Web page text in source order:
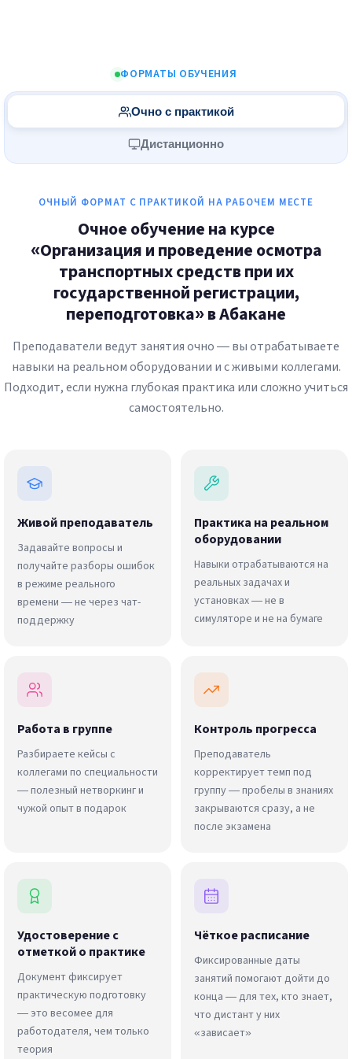
ФОРМАТЫ ОБУЧЕНИЯ
Очно с практикой
Дистанционно
ОЧНЫЙ ФОРМАТ С ПРАКТИКОЙ НА РАБОЧЕМ МЕСТЕ
Очное обучение на курсе
«Организация и проведение осмотра
транспортных средств при их
государственной регистрации,
переподготовка» в Абакане
Преподаватели ведут занятия очно — вы отрабатываете
навыки на реальном оборудовании и с живыми коллегами.
Подходит, если нужна глубокая практика или сложно учиться
самостоятельно.
Живой преподаватель
Задавайте вопросы и
получайте разборы ошибок
в режиме реального
времени — не через чат-
поддержку
Практика на реальном
оборудовании
Навыки отрабатываются на
реальных задачах и
установках — не в
симуляторе и не на бумаге
Работа в группе
Разбираете кейсы с
коллегами по специальности
— полезный нетворкинг и
чужой опыт в подарок
Контроль прогресса
Преподаватель
корректирует темп под
группу — пробелы в знаниях
закрываются сразу, а не
после экзамена
Удостоверение с
отметкой о практике
Документ фиксирует
практическую подготовку
— это весомее для
работодателя, чем только
теория
Чёткое расписание
Фиксированные даты
занятий помогают дойти до
конца — для тех, кто знает,
что дистант у них
«зависает»